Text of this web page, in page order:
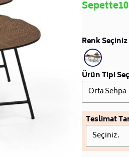
Sepette
Renk Seçiniz
Ürün Tipi
Orta Sehpa
Teslimat
Seçiniz.